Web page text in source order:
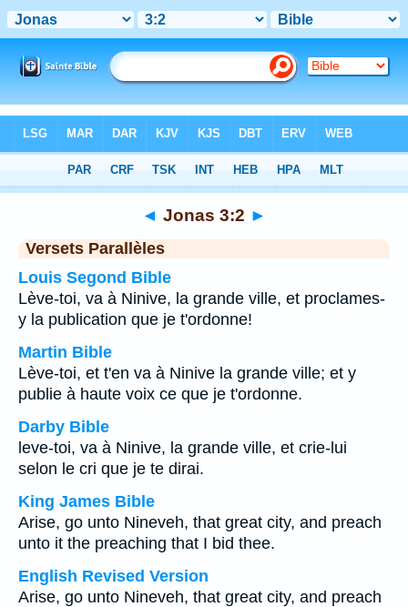
Chapitre 3> Verset 2
◄ Jonas 3:2 ►
Versets Parallèles
Louis Segond Bible
Lève-toi, va à Ninive, la grande ville, et proclames-
y la publication que je t'ordonne!
Martin Bible
Lève-toi, et t'en va à Ninive la grande ville; et y
publie à haute voix ce que je t'ordonne.
Darby Bible
leve-toi, va à Ninive, la grande ville, et crie-lui
selon le cri que je te dirai.
King James Bible
Arise, go unto Nineveh, that great city, and preach
unto it the preaching that I bid thee.
English Revised Version
Arise, go unto Nineveh, that great city, and preach